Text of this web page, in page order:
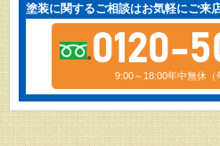
塗装に関するご相談はお気軽にご来
0120-
9:00～18:00年中無休（